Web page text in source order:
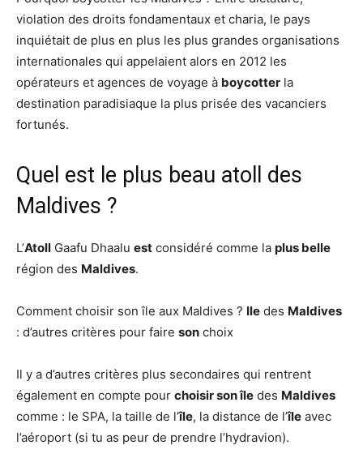
violation des droits fondamentaux et charia, le pays
inquiétait de plus en plus les plus grandes organisations
internationales qui appelaient alors en 2012 les
opérateurs et agences de voyage à boycotter la
destination paradisiaque la plus prisée des vacanciers
fortunés.
Quel est le plus beau atoll des
Maldives ?
L’Atoll Gaafu Dhaalu est considéré comme la plus belle
région des Maldives.
Comment choisir son île aux Maldives ? Ile des Maldives
: d’autres critères pour faire son choix
Il y a d’autres critères plus secondaires qui rentrent
également en compte pour choisir son île des Maldives
comme : le SPA, la taille de l’île, la distance de l’île avec
l’aéroport (si tu as peur de prendre l’hydravion).